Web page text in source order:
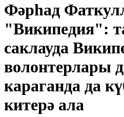
Фәрһад
"Википедия":
саклауда
волонтерлары
караганда да
китерә ала